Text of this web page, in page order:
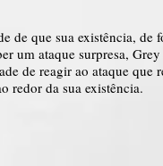
de que sua existência, de
um ataque surpresa, Grey
de reagir ao ataque que
redor da sua existência.